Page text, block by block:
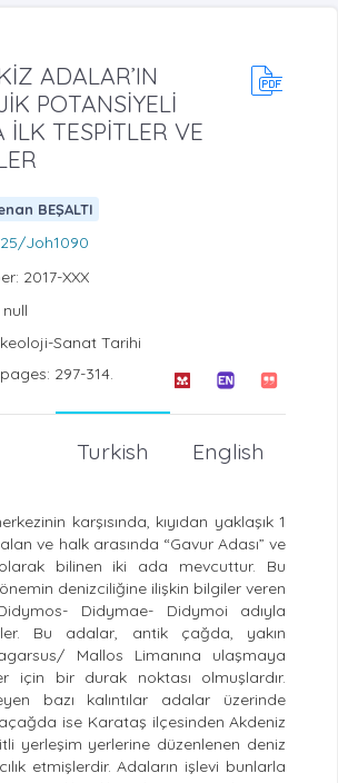
ADALAR’IN
POTANSİYELİ
TESPİTLER VE
BEŞALTI
Joh1090
2017-XXX
Sanat Tarihi
297-314.
English
Turkish
karşısında, kıyıdan yaklaşık 1
ve halk arasında “Gavur Adası” ve
olarak bilinen iki ada mevcuttur. Bu
denizciliğine ilişkin bilgiler veren
Didymae- Didymoi adıyla
Bu adalar, antik çağda, yakın
Mallos Limanına ulaşmaya
için bir durak noktası olmuşlardır.
bazı kalıntılar adalar üzerinde
ise Karataş ilçesinden Akdeniz
yerleşim yerlerine düzenlenen deniz
etmişlerdir. Adaların işlevi bunlarla